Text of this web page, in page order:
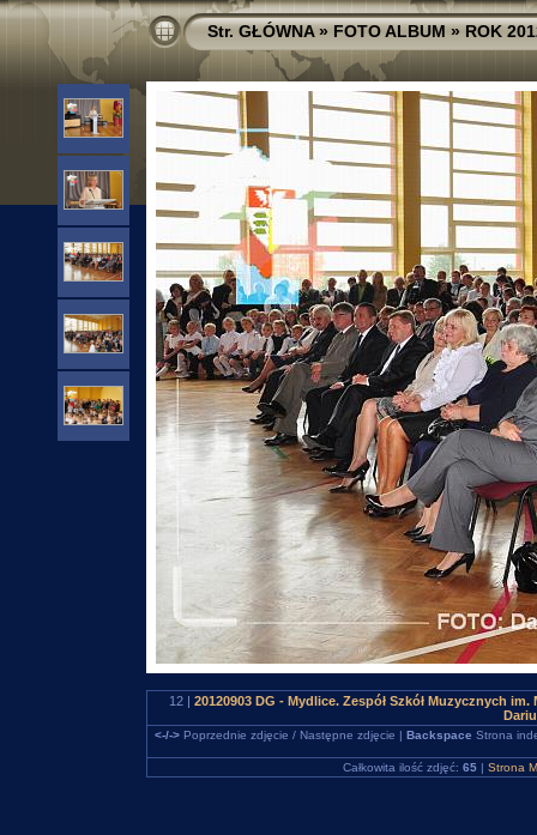
Str. GŁÓWNA»FOTO ALBUM»ROK
12 | 20120903 DG - Mydlice. Zespół Szkół Muzycznych
<-/->Poprzednie zdjęcie / Następne zdjęcie | Backspace Strona
Całkowita ilość zdjęć: 65 | Strona